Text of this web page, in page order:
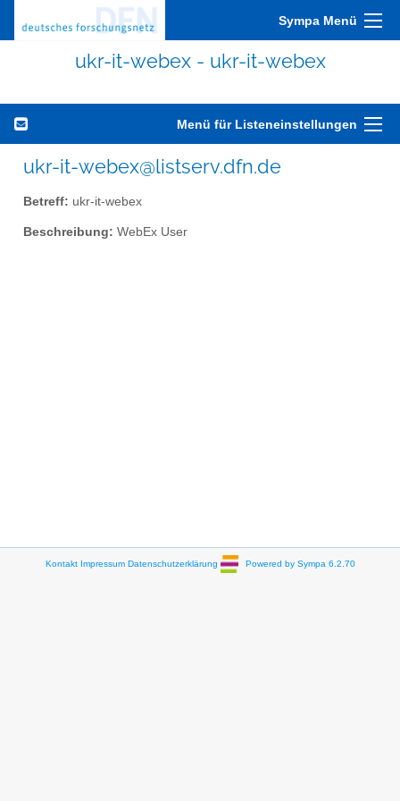
Sympa Menü
ukr-it-webex - ukr-it-webex
Menü für Listeneinstellungen
ukr-it-webex@listserv.dfn.de
Betreff: ukr-it-webex
Beschreibung: WebEx User
Kontakt Impressum Datenschutzerklärung Powered by Sympa 6.2.70